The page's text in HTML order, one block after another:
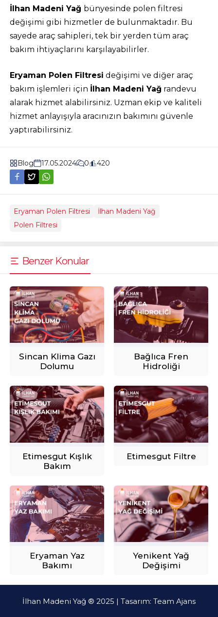
İlhan Madeni Yağ bünyesinde polen filtresi
değişimi gibi hizmetler de bulunmaktadır. Bu
sayede araç sahipleri, tek bir yerden tüm araç
bakım ihtiyaçlarını karşılayabilirler.
Eryaman Polen Filtresi değişimi ve diğer araç
bakım işlemleri için İlhan Madeni Yağ randevu
alarak hizmet alabilirsiniz. Uzman ekip ve kaliteli
hizmet anlayışıyla aracınızın bakımını güvenle
yaptırabilirsiniz.
Blog 17.05.2024 0 420
Eryaman Polen Filtresi
İlhan Madeni Yağ
Polen Filtresi
Benzer Konular
Sincan Klima Gazı
Dolumu
Bağlıca Fren
Hidroliği
Etimesgut Kışlık
Bakım
Etimesgut Filtre
Eryaman Yaz
Bakımı
Yenikent Yağ
Değişimi
İlhan Madeni Yağ ® 2025 | Tasarım: Team Ajans